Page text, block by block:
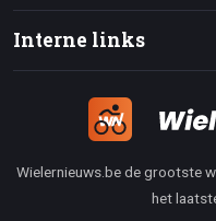
Interne links
Wielernieuws.be de grootste
het